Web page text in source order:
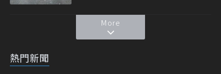
More
熱門新聞